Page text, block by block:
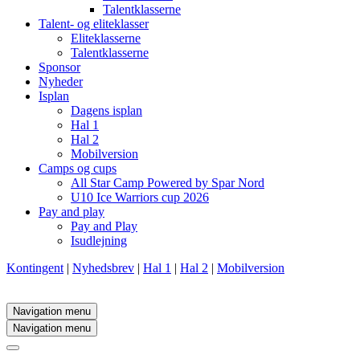
Talentklasserne
Talent- og eliteklasser
Eliteklasserne
Talentklasserne
Sponsor
Nyheder
Isplan
Dagens isplan
Hal 1
Hal 2
Mobilversion
Camps og cups
All Star Camp Powered by Spar Nord
U10 Ice Warriors cup 2026
Pay and play
Pay and Play
Isudlejning
Kontingent | Nyhedsbrev | Hal 1 | Hal 2 | Mobilversion
Navigation menu
Navigation menu